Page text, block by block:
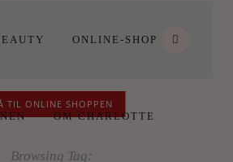
ONLINE-SHOP
OM CHARLOTTE
TIL ONLINE SHOPPEN
Browsing Tag: